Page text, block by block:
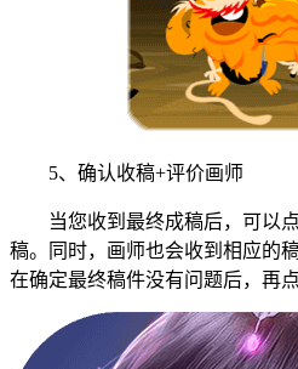
5、确认收稿+评价画师
当您收到最终成稿后，可以点
稿。同时，画师也会收到相应的
在确定最终稿件没有问题后，再